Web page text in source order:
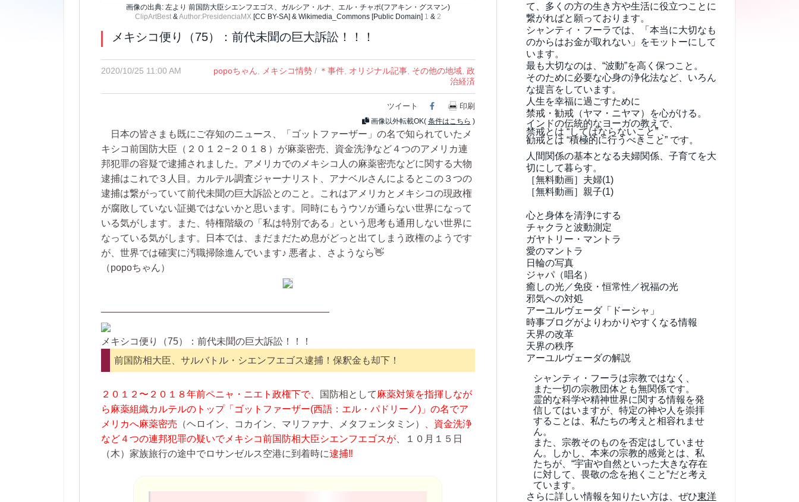
画像の出典: 左より 前国防大臣シエンフエゴス、ガルシア・ルナ、エル・チャポ(フアキン・グスマン)
ClipArtBest&Author:PresidenciaMX[CC BY-SA] & Wikimedia_Commons [Public Domain] 1 & 2
メキシコ便り（75）：前代未聞の巨大訴訟！！！
2020/10/25 11:00 AM popoちゃん メキシコ情勢/ ＊事件, オリジナル記事, その他の地域, 政
治経済
ツイート Facebook
印刷
画像以外転載OK( 条件はこちら )
日本の皆さまも既にご存知のニュース、「ゴットファーザー」の名で知られていたメ
キシコ前国防大臣（２０１２−２０１８）が麻薬密売、資金洗浄など４つのアメリカ連
邦犯罪の容疑で逮捕されました。アメリカでのメキシコ人の麻薬密売などに関する大物
逮捕はこれで３人目。カルテル調査ジャーナリスト、アナベルさんによるとこの３つの
逮捕は繋がっていて前代未聞の巨大訴訟とのこと。これはアメリカとメキシコの現政権
が腐敗していない証拠ではないかと思います。同時にもうウソが通らない世界になって
いる気がします。また、特権階級の「私は特別である」という思考も通用しない世界に
なっている気がします。日本では、まだまだため息がどっと出てしまう政権のようです
が、世界では確実に汚職掃除進んでいます♪ 悪者よ、さようなら👋
（popoちゃん）
————————————————————————
メキシコ便り（75）：前代未聞の巨大訴訟！！！
前国防相大臣、サルバトル・シエンフエゴス逮捕！保釈金も却下！
２０１２〜２０１８年前ペニャ・ニエト政権下で、 国防相として麻薬対策を指揮しなが
ら麻薬組織カルテルのトップ「ゴットファーザー(西語：エル・パドリーノ)」の名でア
メリカへ麻薬密売 （ヘロイン、コカイン、マリファナ、メタフェンタミン）
、資金洗浄
など４つの連邦犯罪の疑いでメキシコ前国防相大臣シエンフエゴスが 、１０月１５日
（木）家族旅行の途中でロサンゼルス空港に到着時に逮捕‼️
て、 多くの方の生き方や生活に役立つことに
繋がればと願っております。
シャンティ・フーラでは、「本当に大切なも
のからはお金が取れない」をモットーにして
います。
最も大切なのは、“波動”を高く保つこと。
そのために必要な心身の浄化法など、いろん
な提言をしています。
人生を幸福に過ごすために
禁戒・勧戒（ヤマ・ニヤマ）を心がける。
インドの伝統的なヨーガの教えで、
禁戒とは “してはならないこと” 、
勧戒とは “積極的に行うべきこと” です。
人間関係の基本となる夫婦関係、子育てを大
切にして暮らす。
［無料動画］夫婦(1)
［無料動画］親子(1)
心と身体を清浄にする
チャクラと波動測定
ガヤトリー・マントラ
愛のマントラ
日輪の写真
ジャパ（唱名）
癒しの光／免疫・恒常性／祝福の光
邪気への対処
アーユルヴェーダ「ドーシャ」
時事ブログがよりわかりやすくなる情報
天界の改革
天界の秩序
アーユルヴェーダの解説
シャンティ・フーラは宗教ではなく、
また一切の宗教団体とも無関係です。
霊的な科学や精神世界に関する情報を発
信してはいますが、特定の神や人を崇拝
することは、私たちの考えと相容れませ
ん。
また、宗教そのものを否定はしていませ
ん。しかし、本来の宗教的感覚とは、私
たちが、“宇宙や自然といった大きな存在
に対して、畏敬の念を抱くこと”だと考え
ています。
さらに詳しい情報を知りたい方は、ぜひ東洋